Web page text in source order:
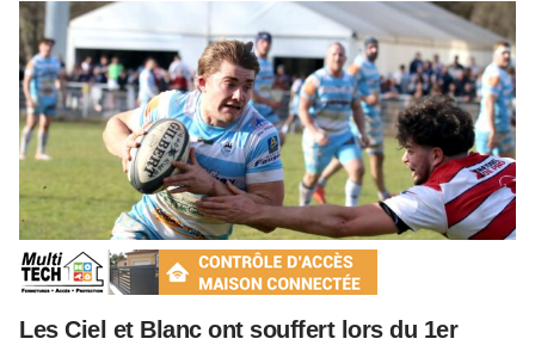
Les Ciel et Blanc ont souffert lors du 1er